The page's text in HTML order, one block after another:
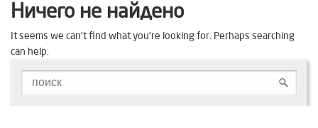
Ничего не найдено
It seems we can’t find what you’re looking for. Perhaps searching
can help.